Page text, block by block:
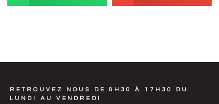
RETROUVEZ NOUS DE 8H30 À 17H30 DU
LUNDI AU VENDREDI